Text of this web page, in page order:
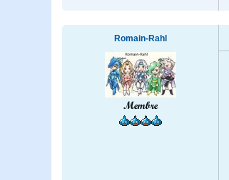
Romain-Rahl
Membre